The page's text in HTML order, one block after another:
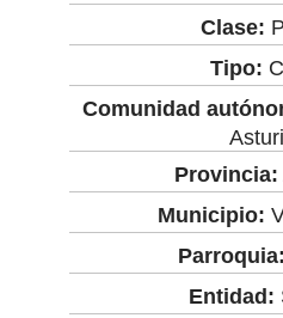
Clase:
Tipo:
Comunidad
Provincia:
Municipio:
Parroquia:
Entidad: